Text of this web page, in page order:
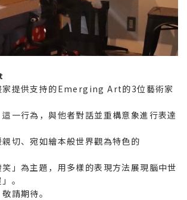
家提供支持的Emerging Art的3位藝術家
一行為，與他者對話並重構意象進行表達
切、宛如繪本般世界觀為特色的
」為主題，用多樣的表現方法展現腦中世
。
請期待。